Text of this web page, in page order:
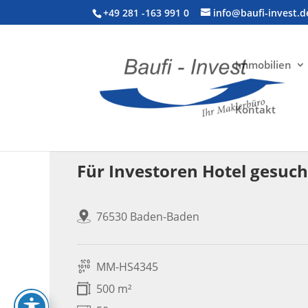
+49 281 -163 991 0 info@baufi-
Immobilien
Kontakt
Für Investoren Hotel
76530 Baden-Baden
MM-HS4345
500 m²